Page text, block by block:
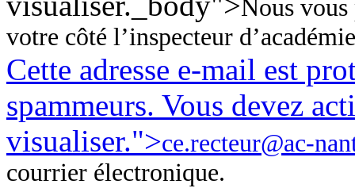
Nous
votre côté l’inspecteur
Cette adresse e-mail est
spammeurs. Vous devez
visualiser.">ce.recteur@ac-
courrier électronique.